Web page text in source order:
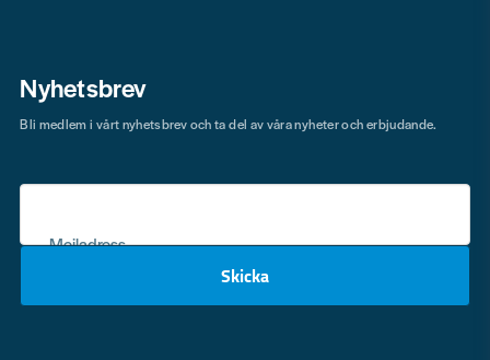
Nyhetsbrev
Mejladress
Skicka
Bli medlem i vårt nyhetsbrev och ta del av våra nyheter och erbjudande.